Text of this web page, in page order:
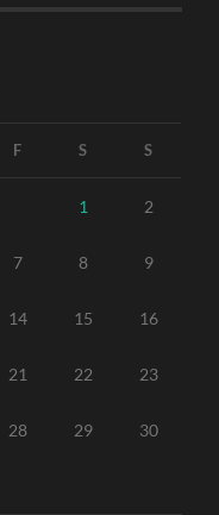
F S S
1 2
7 8 9
14 15 16
21 22 23
28 29 30